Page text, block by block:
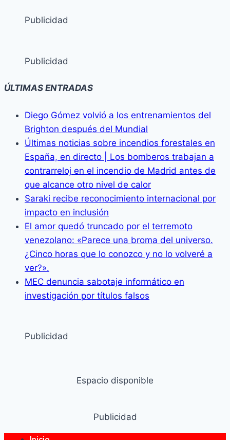
Publicidad
Publicidad
ÚLTIMAS ENTRADAS
Diego Gómez volvió a los entrenamientos del
Brighton después del Mundial
Últimas noticias sobre incendios forestales en
España, en directo | Los bomberos trabajan a
contrarreloj en el incendio de Madrid antes de
que alcance otro nivel de calor
Saraki recibe reconocimiento internacional por
impacto en inclusión
El amor quedó truncado por el terremoto
venezolano: «Parece una broma del universo.
¿Cinco horas que lo conozco y no lo volveré a
ver?».
MEC denuncia sabotaje informático en
investigación por títulos falsos
Publicidad
Espacio disponible
Publicidad